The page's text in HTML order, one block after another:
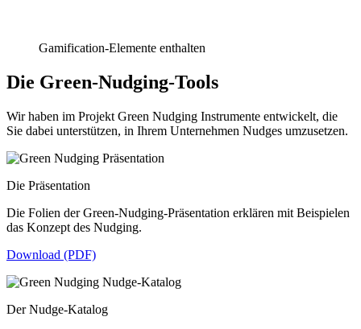
Gamification-Elemente enthalten
Die Green-Nudging-Tools
Wir haben im Projekt Green Nudging Instrumente entwickelt, die
Sie dabei unterstützen, in Ihrem Unternehmen Nudges umzusetzen.
Die Präsentation
Die Folien der Green-Nudging-Präsentation erklären mit Beispielen
das Konzept des Nudging.
Download (PDF)
Der Nudge-Katalog